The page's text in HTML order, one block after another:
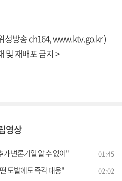
성방송 ch164,www.ktv.go.kr)
및 재배포 금지 >
영상
변론기일 알 수 없어" 01:45
도발에도 즉각 대응" 02:02